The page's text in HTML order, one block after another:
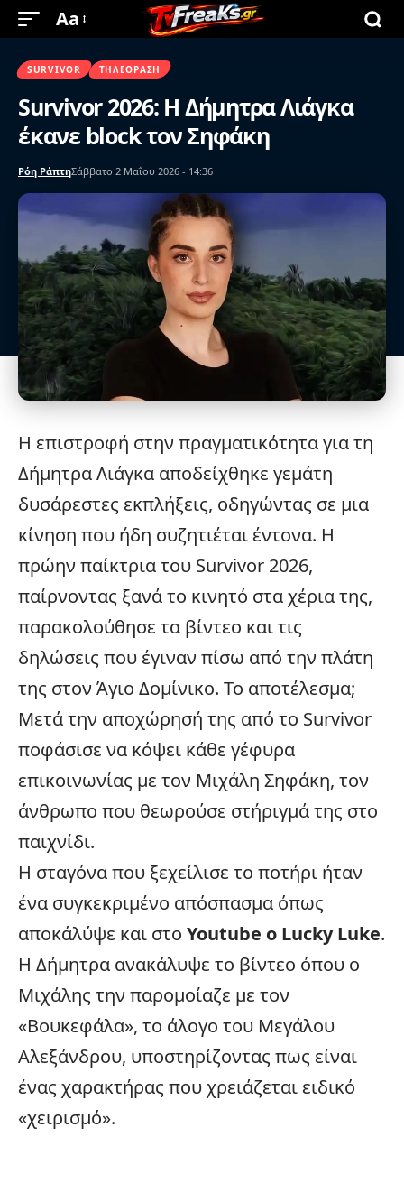
Aa
SURVIVOR ΤΗΛΕΌΡΑΣΗ
Survivor 2026: Η Δήμητρα Λιάγκα
έκανε block τον Σηφάκη
Ρόη ΡάπτηΣάββατο 2 Μαΐου 2026 - 14:36
Η επιστροφή στην πραγματικότητα για τη
Δήμητρα Λιάγκα αποδείχθηκε γεμάτη
δυσάρεστες εκπλήξεις, οδηγώντας σε μια
κίνηση που ήδη συζητιέται έντονα. Η
πρώην παίκτρια του Survivor 2026,
παίρνοντας ξανά το κινητό στα χέρια της,
παρακολούθησε τα βίντεο και τις
δηλώσεις που έγιναν πίσω από την πλάτη
της στον Άγιο Δομίνικο. Το αποτέλεσμα;
Μετά την αποχώρησή της από το Survivor
ποφάσισε να κόψει κάθε γέφυρα
επικοινωνίας με τον Μιχάλη Σηφάκη, τον
άνθρωπο που θεωρούσε στήριγμά της στο
παιχνίδι.
Η σταγόνα που ξεχείλισε το ποτήρι ήταν
ένα συγκεκριμένο απόσπασμα όπως
αποκάλύψε και στο Youtube ο Lucky Luke.
Η Δήμητρα ανακάλυψε το βίντεο όπου ο
Μιχάλης την παρομοίαζε με τον
«Βουκεφάλα», το άλογο του Μεγάλου
Αλεξάνδρου, υποστηρίζοντας πως είναι
ένας χαρακτήρας που χρειάζεται ειδικό
«χειρισμό».